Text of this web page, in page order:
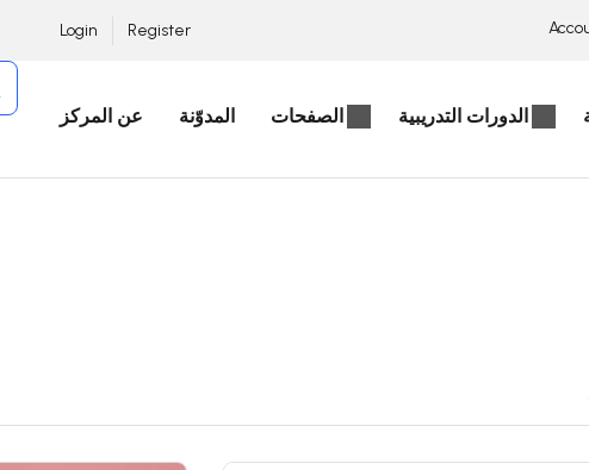
Register
Login
الدورات التدريبية الصفحات المدوّنة عن المركز